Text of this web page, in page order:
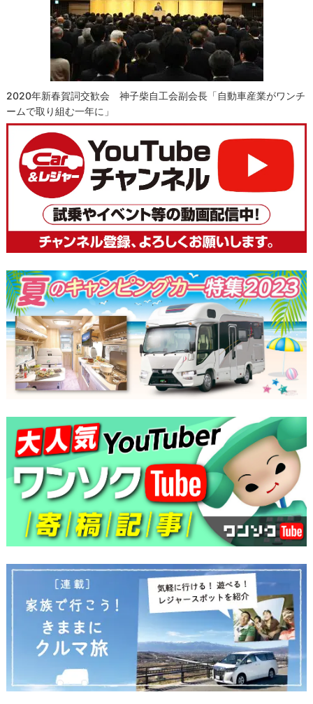
2020年新春賀詞交歓会 神子柴自工会副会長「自動車産業がワンチ
ームで取り組む一年に」